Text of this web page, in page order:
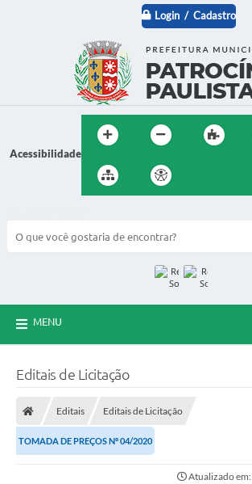
Login / Cadastro
Acessibilidade
MENU
Editais de Licitação
Editais Editais de Licitação
TOMADA DE PREÇOS Nº 04/2020
Atualizado